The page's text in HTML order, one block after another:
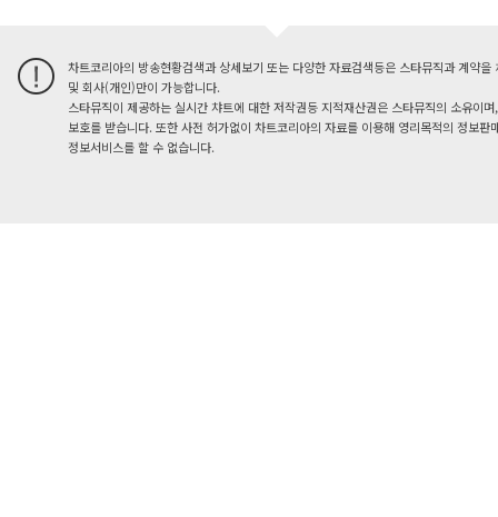
차트코리아의 방송현황검색과 상세보기 또는 다양한 자료검색등은 스타뮤직과 계약을
및 회사(개인)만이 가능합니다.
스타뮤직이 제공하는 실시간 챠트에 대한 저작권등 지적재산권은 스타뮤직의 소유이
보호를 받습니다. 또한 사전 허가없이 차트코리아의 자료를 이용해 영리목적의 정보판
정보서비스를 할 수 없습니다.